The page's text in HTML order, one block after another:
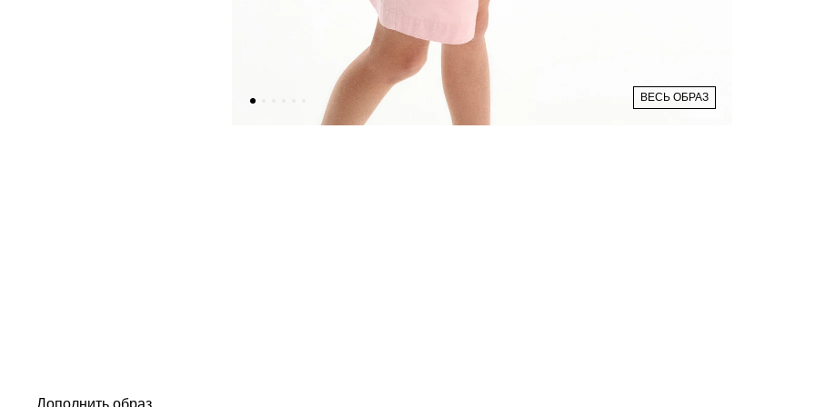
ВЕСЬ ОБРАЗ
Дополнить образ